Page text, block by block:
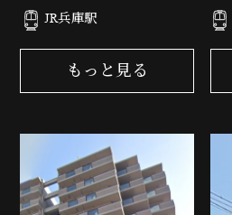
JR兵庫駅
もっと見る